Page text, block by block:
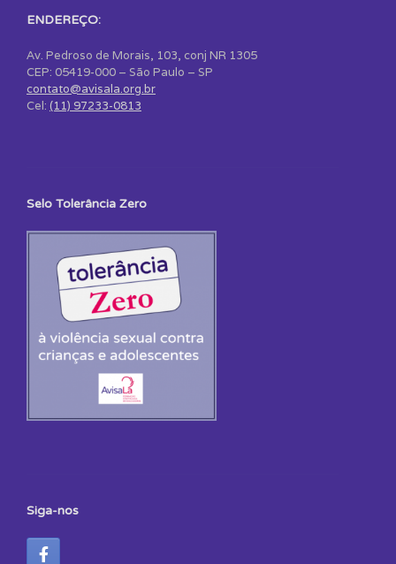
ENDEREÇO:
Av. Pedroso de Morais, 103, conj NR 1305
CEP: 05419-000 – São Paulo – SP
contato@avisala.org.br
Cel: (11) 97233-0813
Selo Tolerância Zero
Siga-nos